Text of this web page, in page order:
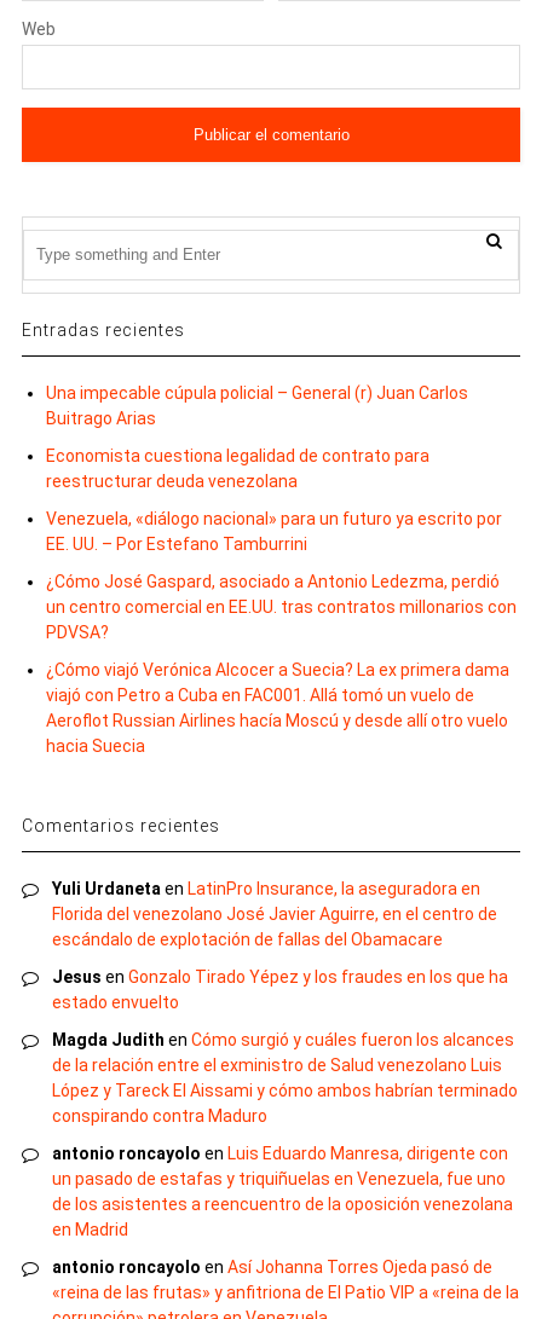
Web
Entradas recientes
Una impecable cúpula policial – General (r) Juan Carlos
Buitrago Arias
Economista cuestiona legalidad de contrato para
reestructurar deuda venezolana
Venezuela, «diálogo nacional» para un futuro ya escrito por
EE. UU. – Por Estefano Tamburrini
¿Cómo José Gaspard, asociado a Antonio Ledezma, perdió
un centro comercial en EE.UU. tras contratos millonarios con
PDVSA?
¿Cómo viajó Verónica Alcocer a Suecia? La ex primera dama
viajó con Petro a Cuba en FAC001. Allá tomó un vuelo de
Aeroflot Russian Airlines hacía Moscú y desde allí otro vuelo
hacia Suecia
Comentarios recientes
Yuli Urdaneta en LatinPro Insurance, la aseguradora en
Florida del venezolano José Javier Aguirre, en el centro de
escándalo de explotación de fallas del Obamacare
Jesus en Gonzalo Tirado Yépez y los fraudes en los que ha
estado envuelto
Magda Judith en Cómo surgió y cuáles fueron los alcances
de la relación entre el exministro de Salud venezolano Luis
López y Tareck El Aissami y cómo ambos habrían terminado
conspirando contra Maduro
antonio roncayolo en Luis Eduardo Manresa, dirigente con
un pasado de estafas y triquiñuelas en Venezuela, fue uno
de los asistentes a reencuentro de la oposición venezolana
en Madrid
antonio roncayolo en Así Johanna Torres Ojeda pasó de
«reina de las frutas» y anfitriona de El Patio VIP a «reina de la